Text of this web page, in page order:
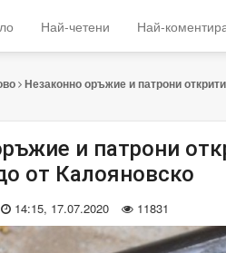
Най-четени Най-
Незаконно оръжие и патрони
и патрони
от Калояновско
14:15, 17.07.2020 11831